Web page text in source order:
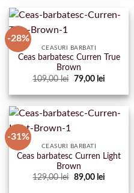
-28%
CEASURI BARBATI
Ceas barbatesc Curren True
Brown
109,00lei
Prețul
a
fost:
109,00 lei.
79,00 leiPrețul
este:
79,00 lei.
-31%
CEASURI BARBATI
Ceas barbatesc Curren Light
Brown
129,00lei
Prețul
89,00 leiPrețul